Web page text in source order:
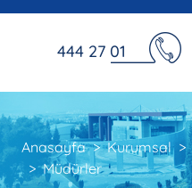
444 27 01
Anasayfa Kurumsal
Müdürler